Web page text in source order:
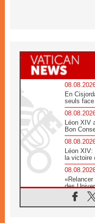
En
seuls
Léon XIV
Bon
Léon
la victoire
des
Signis